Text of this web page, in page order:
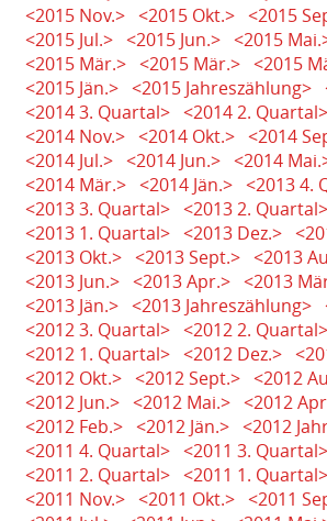
<2015 Nov.> <2015 Okt.> <2015
<2015 Jul.> <2015 Jun.> <2015
<2015 Mär.> <2015 Mär.> <2015
<2015 Jän.> <2015 Jahreszählung>
<2014 3. Quartal> <2014 2. Quartal>
<2014 Nov.> <2014 Okt.> <2014
<2014 Jul.> <2014 Jun.> <2014
<2014 Mär.> <2014 Jän.> <2013 4.
<2013 3. Quartal> <2013 2. Quartal>
<2013 1. Quartal> <2013 Dez.>
<2013 Okt.> <2013 Sept.> <2013
<2013 Jun.> <2013 Apr.> <2013
<2013 Jän.> <2013 Jahreszählung>
<2012 3. Quartal> <2012 2. Quartal>
<2012 1. Quartal> <2012 Dez.>
<2012 Okt.> <2012 Sept.> <2012
<2012 Jun.> <2012 Mai.> <2012
<2012 Feb.> <2012 Jän.> <2012
<2011 4. Quartal> <2011 3. Quartal>
<2011 2. Quartal> <2011 1. Quartal>
<2011 Nov.> <2011 Okt.> <2011